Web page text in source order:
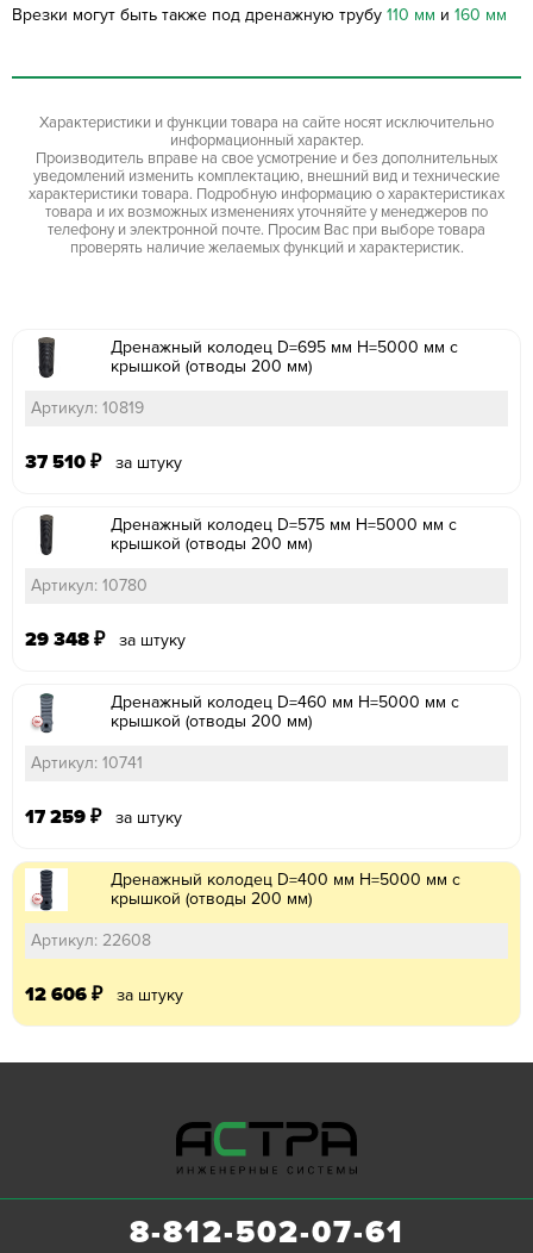
Врезки могут быть также под дренажную трубу 110 мм и 160 мм
Характеристики и функции товара на сайте носят исключительно
информационный характер.
Производитель вправе на свое усмотрение и без дополнительных
уведомлений изменить комплектацию, внешний вид и технические
характеристики товара. Подробную информацию о характеристиках
товара и их возможных изменениях уточняйте у менеджеров по
телефону и электронной почте. Просим Вас при выборе товара
проверять наличие желаемых функций и характеристик.
Дренажный колодец D=695 мм H=5000 мм с
крышкой (отводы 200 мм)
Артикул: 10819
37 510 ₽ за штуку
Дренажный колодец D=575 мм H=5000 мм с
крышкой (отводы 200 мм)
Артикул: 10780
29 348 ₽ за штуку
Дренажный колодец D=460 мм H=5000 мм с
крышкой (отводы 200 мм)
Артикул: 10741
17 259 ₽ за штуку
Дренажный колодец D=400 мм H=5000 мм с
крышкой (отводы 200 мм)
Артикул: 22608
12 606 ₽ за штуку
8-812-502-07-61